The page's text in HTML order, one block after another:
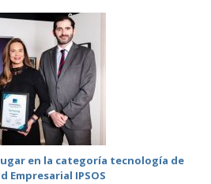
en la categoría tecnología de
IPSOS